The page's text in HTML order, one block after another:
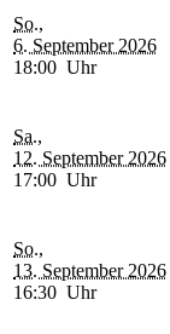
So.,
6. September 2026
18:00 Uhr
Sa.,
12. September 2026
17:00 Uhr
So.,
13. September 2026
16:30 Uhr